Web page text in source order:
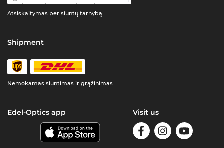
Atsiskaitymas per siuntų tarnybą
Shipment
Nemokamas siuntimas ir grąžinimas
Edel-Optics app Visit us